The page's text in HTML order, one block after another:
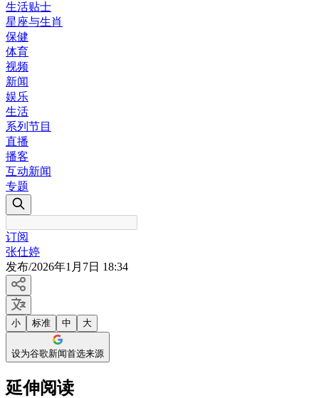
生活贴士
星座与生肖
保健
体育
视频
新闻
娱乐
生活
系列节目
直播
播客
互动新闻
专题
订阅
张仕婷
发布/2026年1月7日 18:34
小 标准 中 大
设为谷歌新闻首选来源
延伸阅读